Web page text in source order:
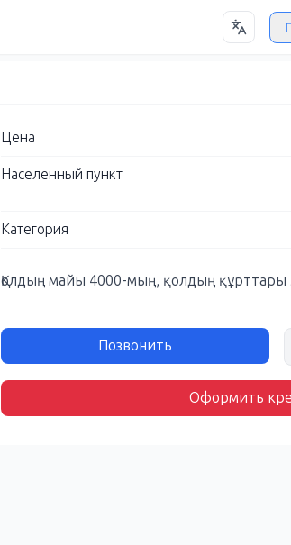
Цена
Населенный пункт
Категория
Қолдың майы 4000-мың, қолдың
Позвонить
Оформить